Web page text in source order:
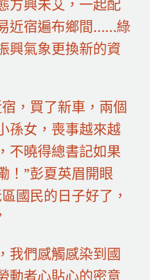
方興未艾，一起配
近宿遍布鄉間……綠
興氣象更換新的資
，買了新車，兩個
孫女，喪事越來越
不曉得總書記如果
！”彭夏英眉開眼
國民的日子好了，
我們感觸感染到國
動者心貼心的密意